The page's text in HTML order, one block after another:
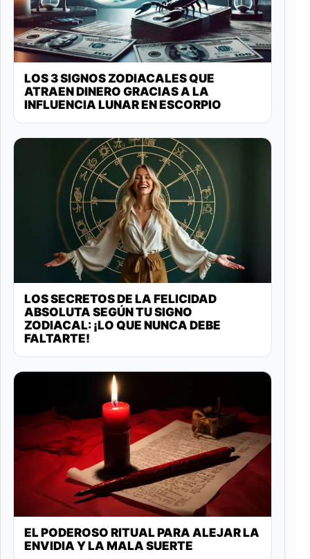
LOS 3 SIGNOS ZODIACALES QUE
ATRAEN DINERO GRACIAS A LA
INFLUENCIA LUNAR EN ESCORPIO
LOS SECRETOS DE LA FELICIDAD
ABSOLUTA SEGÚN TU SIGNO
ZODIACAL: ¡LO QUE NUNCA DEBE
FALTARTE!
EL PODEROSO RITUAL PARA ALEJAR LA
ENVIDIA Y LA MALA SUERTE